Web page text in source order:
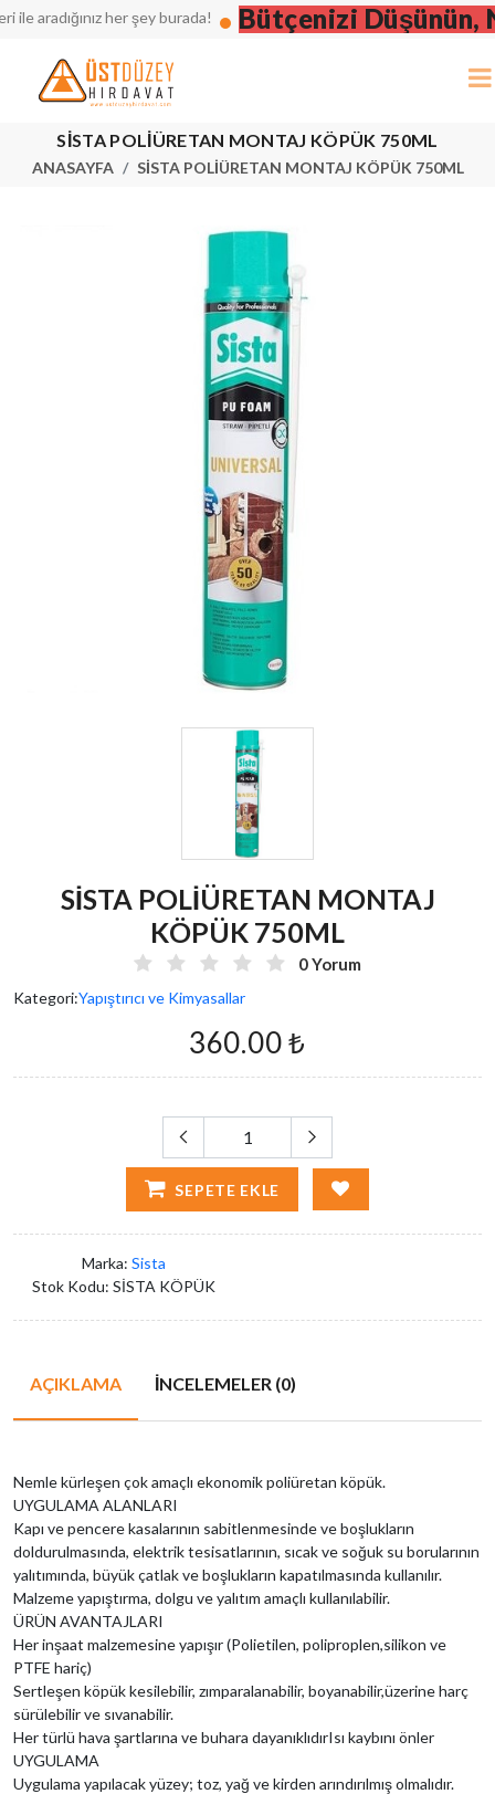
her şey burada! Bütçenizi Düşünün,
SİSTA POLİÜRETAN MONTAJ KÖPÜK 750ML
ANASAYFA SİSTA POLİÜRETAN MONTAJ KÖPÜK 750ML
SİSTA POLİÜRETAN MONTAJ
KÖPÜK 750ML
0 Yorum
Kategori:Yapıştırıcı ve Kimyasallar
360.00 ₺
SEPETE EKLE
Marka: Sista
Stok Kodu: SİSTA KÖPÜK
AÇIKLAMA İNCELEMELER (0)
Nemle kürleşen çok amaçlı ekonomik poliüretan köpük.
UYGULAMA ALANLARI
Kapı ve pencere kasalarının sabitlenmesinde ve boşlukların
doldurulmasında, elektrik tesisatlarının, sıcak ve soğuk su borularının
yalıtımında, büyük çatlak ve boşlukların kapatılmasında kullanılır.
Malzeme yapıştırma, dolgu ve yalıtım amaçlı kullanılabilir.
ÜRÜN AVANTAJLARI
Her inşaat malzemesine yapışır (Polietilen, poliproplen,silikon ve
PTFE hariç)
Sertleşen köpük kesilebilir, zımparalanabilir, boyanabilir,üzerine harç
sürülebilir ve sıvanabilir.
Her türlü hava şartlarına ve buhara dayanıklıdırIsı kaybını önler
UYGULAMA
Uygulama yapılacak yüzey; toz, yağ ve kirden arındırılmış olmalıdır.